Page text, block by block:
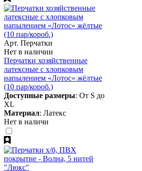
Арт. Перчатки
Нет в наличии
Перчатки хозяйственные
латексные с хлопковым
напылением «Лотос» жёлтые
(10 пар/короб.)
Доступные размеры: От S до
XL
Материал: Латекс
Нет в наличи